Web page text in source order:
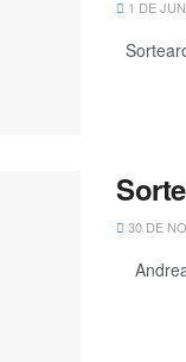
1 DE
30 DE